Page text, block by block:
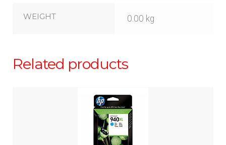
WEIGHT 0.00 kg
Related products